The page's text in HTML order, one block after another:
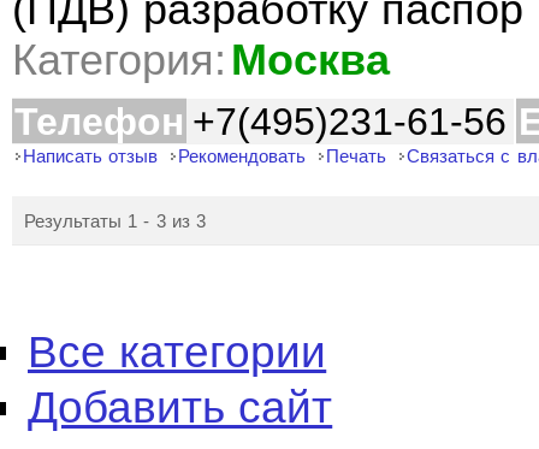
(ПДВ) разработку паспор
Категория: Москва
Телефон +7(495)231-61-56
Написать отзыв Рекомендовать Печать Связаться с
Результаты 1 - 3 из 3
Все категории
Добавить сайт